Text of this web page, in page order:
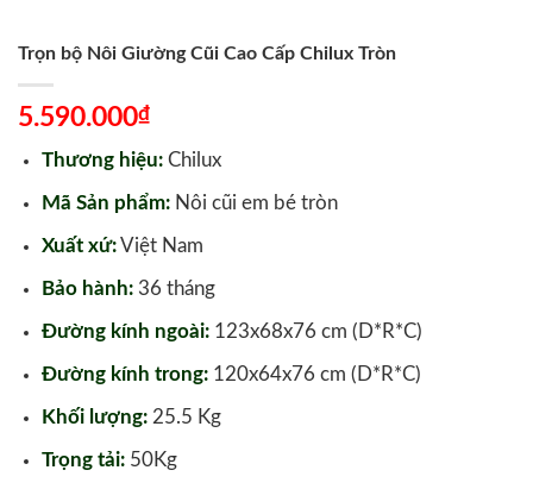
Trọn bộ Nôi Giường Cũi Cao Cấp Chilux Tròn
5.590.000₫
Thương hiệu:Chilux
Mã Sản phẩm:Nôi cũi em bé tròn
Xuất xứ:Việt Nam
Bảo hành:36 tháng
Đường kính ngoài:123x68x76 cm (D*R*C)
Đường kính trong:120x64x76 cm (D*R*C)
Khối lượng:25.5 Kg
Trọng tải:50Kg